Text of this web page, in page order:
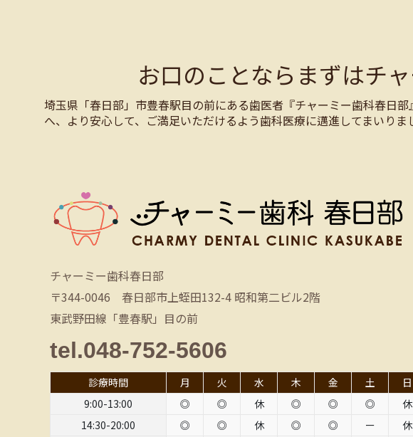
お口のことならまずはチ
埼玉県「春日部」市豊春駅目の前にある歯医者『チャーミー歯科春日
へ、より安心して、ご満足いただけるよう歯科医療に邁進してまいり
チャーミー歯科春日部
〒344-0046 春日部市上蛭田132-4 昭和第二ビル2階
東武野田線「豊春駅」目の前
tel.048-752-5606
診療時間 月 火 水 木 金 土 日
9:00-13:00
◎ ◎ 休 ◎ ◎ ◎ 休
14:30-20:00
◎ ◎ 休 ◎ ◎ ー 休